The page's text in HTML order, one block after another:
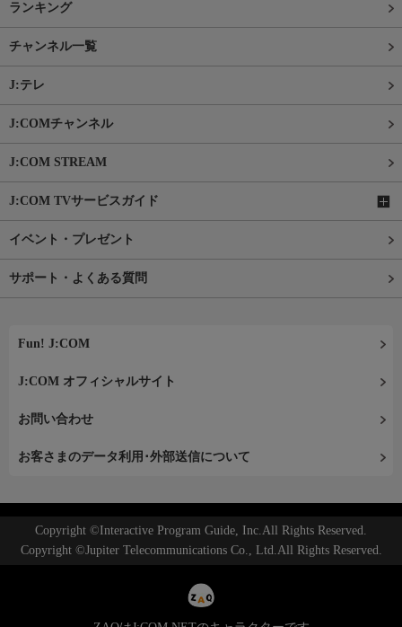
ランキング
チャンネル一覧
J:テレ
J:COMチャンネル
J:COM STREAM
J:COM TVサービスガイド
イベント・プレゼント
サポート・よくある質問
Fun! J:COM
J:COM オフィシャルサイト
お問い合わせ
お客さまのデータ利用･外部送信について
Copyright ©Interactive Program Guide, Inc.All Rights Reserved.
Copyright ©Jupiter Telecommunications Co., Ltd.All Rights Reserved.